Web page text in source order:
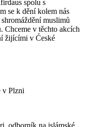
spolu s
se k dění kolem nás
muslimů
Chceme v těchto akcích
žijícími v Ćeské
v Plzni